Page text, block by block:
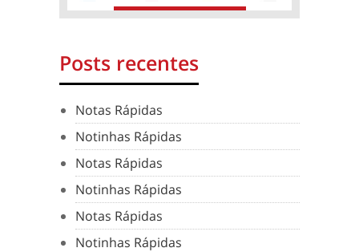
Posts recentes
Notas Rápidas
Notinhas Rápidas
Notas Rápidas
Notinhas Rápidas
Notas Rápidas
Notinhas Rápidas